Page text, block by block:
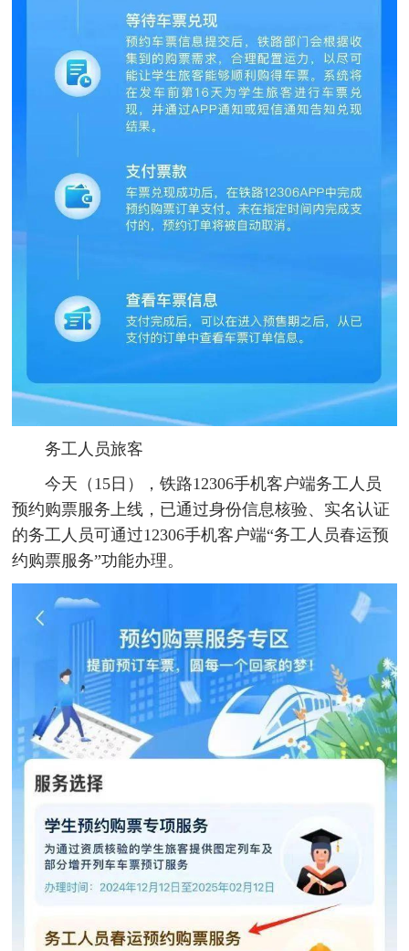
务工人员旅客
今天（15日），铁路12306手机客户端务工人员
预约购票服务上线，已通过身份信息核验、实名认证
的务工人员可通过12306手机客户端“务工人员春运预
约购票服务”功能办理。